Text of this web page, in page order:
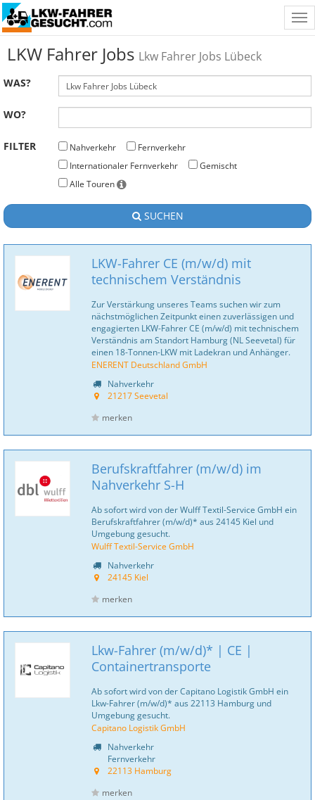
LKW Fahrer Jobs Lkw Fahrer Jobs Lübeck
WAS?
WO?
FILTER Nahverkehr
Fernverkehr
Internationaler Fernverkehr
Gemischt
Alle Touren
SUCHEN
LKW-Fahrer CE (m/w/d) mit
technischem Verständnis
Zur Verstärkung unseres Teams suchen wir zum
nächstmöglichen Zeitpunkt einen zuverlässigen und
engagierten LKW-Fahrer CE (m/w/d) mit technischem
Verständnis am Standort Hamburg (NL Seevetal) für
einen 18-Tonnen-LKW mit Ladekran und Anhänger.
ENERENT Deutschland GmbH
Nahverkehr
21217 Seevetal
merken
Berufskraftfahrer (m/w/d) im
Nahverkehr S-H
Ab sofort wird von der Wulff Textil-Service GmbH ein
Berufskraftfahrer (m/w/d)* aus 24145 Kiel und
Umgebung gesucht.
Wulff Textil-Service GmbH
Nahverkehr
24145 Kiel
merken
Lkw-Fahrer (m/w/d)* | CE |
Containertransporte
Ab sofort wird von der Capitano Logistik GmbH ein
Lkw-Fahrer (m/w/d)* aus 22113 Hamburg und
Umgebung gesucht.
Capitano Logistik GmbH
Nahverkehr
Fernverkehr
22113 Hamburg
merken